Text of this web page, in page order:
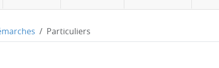
Particuliers